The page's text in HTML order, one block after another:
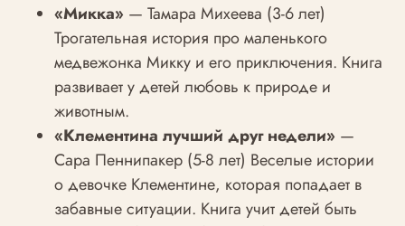
«Микка» — Тамара Михеева (3-6 лет)
Трогательная история про маленького
медвежонка Микку и его приключения. Книга
развивает у детей любовь к природе и
животным.
«Клементина лучший друг недели» —
Сара Пеннипакер (5-8 лет) Веселые истории
о девочке Клементине, которая попадает в
забавные ситуации. Книга учит детей быть